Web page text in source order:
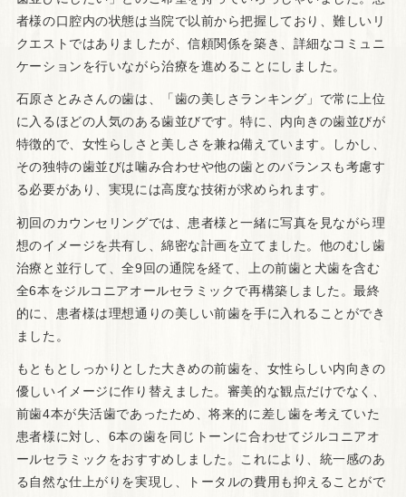
者様の口腔内の状態は当院で以前から把握しており、難しいリ
クエストではありましたが、信頼関係を築き、詳細なコミュニ
ケーションを行いながら治療を進めることにしました。
石原さとみさんの歯は、「歯の美しさランキング」で常に上位
に入るほどの人気のある歯並びです。特に、内向きの歯並びが
特徴的で、女性らしさと美しさを兼ね備えています。しかし、
その独特の歯並びは噛み合わせや他の歯とのバランスも考慮す
る必要があり、実現には高度な技術が求められます。
初回のカウンセリングでは、患者様と一緒に写真を見ながら理
想のイメージを共有し、綿密な計画を立てました。他のむし歯
治療と並行して、全9回の通院を経て、上の前歯と犬歯を含む
全6本をジルコニアオールセラミックで再構築しました。最終
的に、患者様は理想通りの美しい前歯を手に入れることができ
ました。
もともとしっかりとした大きめの前歯を、女性らしい内向きの
優しいイメージに作り替えました。審美的な観点だけでなく、
前歯4本が失活歯であったため、将来的に差し歯を考えていた
患者様に対し、6本の歯を同じトーンに合わせてジルコニアオ
ールセラミックをおすすめしました。これにより、統一感のあ
る自然な仕上がりを実現し、トータルの費用も抑えることがで